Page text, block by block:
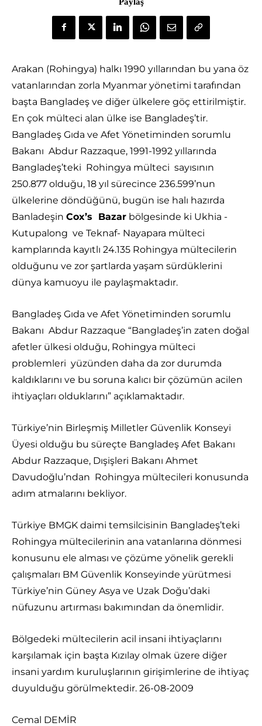
Arakan (Rohingya) halkı 1990 yıllarından bu yana öz
vatanlarından zorla Myanmar yönetimi tarafından
başta Bangladeş ve diğer ülkelere göç ettirilmiştir.
En çok mülteci alan ülke ise Bangladeş’tir.
Bangladeş Gıda ve Afet Yönetiminden sorumlu
Bakanı Abdur Razzaque, 1991-1992 yıllarında
Bangladeş’teki Rohingya mülteci sayısının
250.877 olduğu, 18 yıl sürecince 236.599’nun
ülkelerine döndüğünü, bugün ise halı hazırda
Banladeşin Cox’s Bazar bölgesinde ki Ukhia -
Kutupalong ve Teknaf- Nayapara mülteci
kamplarında kayıtlı 24.135 Rohingya mültecilerin
olduğunu ve zor şartlarda yaşam sürdüklerini
dünya kamuoyu ile paylaşmaktadır.
Bangladeş Gıda ve Afet Yönetiminden sorumlu
Bakanı Abdur Razzaque “Bangladeş’in zaten doğal
afetler ülkesi olduğu, Rohingya mülteci
problemleri yüzünden daha da zor durumda
kaldıklarını ve bu soruna kalıcı bir çözümün acilen
ihtiyaçları olduklarını” açıklamaktadır.
Türkiye’nin Birleşmiş Milletler Güvenlik Konseyi
Üyesi olduğu bu süreçte Bangladeş Afet Bakanı
Abdur Razzaque, Dışişleri Bakanı Ahmet
Davudoğlu’ndan Rohingya mültecileri konusunda
adım atmalarını bekliyor.
Türkiye BMGK daimi temsilcisinin Bangladeş’teki
Rohingya mültecilerinin ana vatanlarına dönmesi
konusunu ele alması ve çözüme yönelik gerekli
çalışmaları BM Güvenlik Konseyinde yürütmesi
Türkiye’nin Güney Asya ve Uzak Doğu’daki
nüfuzunu artırması bakımından da önemlidir.
Bölgedeki mültecilerin acil insani ihtiyaçlarını
karşılamak için başta Kızılay olmak üzere diğer
insani yardım kuruluşlarının girişimlerine de ihtiyaç
duyulduğu görülmektedir. 26-08-2009
Cemal DEMİR